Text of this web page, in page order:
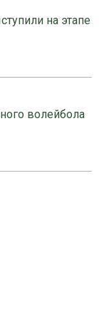
на этапе
волейбола